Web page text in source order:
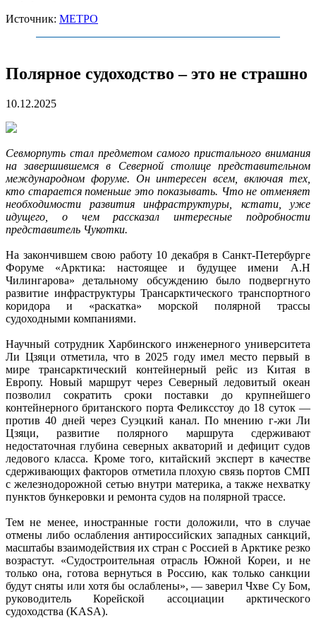
Источник: МЕТРО
Полярное судоходство – это не страшно
10.12.2025
Севморпуть стал предметом самого пристального внимания
на завершившемся в Северной столице представительном
международном форуме. Он интересен всем, включая тех,
кто старается поменьше это показывать. Что не отменяет
необходимости развития инфраструктуры, кстати, уже
идущего, о чем рассказал интересные подробности
представитель Чукотки.
На закончившем свою работу 10 декабря в Санкт-Петербурге
Форуме «Арктика: настоящее и будущее имени А.Н
Чилингарова» детальному обсуждению было подвергнуто
развитие инфраструктуры Трансарктического транспортного
коридора и «раскатка» морской полярной трассы
судоходными компаниями.
Научный сотрудник Харбинского инженерного университета
Ли Цзяци отметила, что в 2025 году имел место первый в
мире трансарктический контейнерный рейс из Китая в
Европу. Новый маршрут через Северный ледовитый океан
позволил сократить сроки поставки до крупнейшего
контейнерного британского порта Феликсстоу до 18 суток —
против 40 дней через Суэцкий канал. По мнению г-жи Ли
Цзяци, развитие полярного маршрута сдерживают
недостаточная глубина северных акваторий и дефицит судов
ледового класса. Кроме того, китайский эксперт в качестве
сдерживающих факторов отметила плохую связь портов СМП
с железнодорожной сетью внутри материка, а также нехватку
пунктов бункеровки и ремонта судов на полярной трассе.
Тем не менее, иностранные гости доложили, что в случае
отмены либо ослабления антироссийских западных санкций,
масштабы взаимодействия их стран с Россией в Арктике резко
возрастут. «Судостроительная отрасль Южной Кореи, и не
только она, готова вернуться в Россию, как только санкции
будут сняты или хотя бы ослаблены», — заверил Чхве Су Бом,
руководитель Корейской ассоциации арктического
судоходства (KASA).